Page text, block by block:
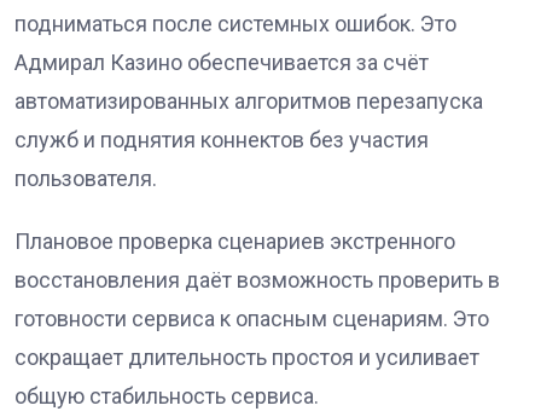
подниматься после системных ошибок. Это
Адмирал Казино обеспечивается за счёт
автоматизированных алгоритмов перезапуска
служб и поднятия коннектов без участия
пользователя.
Плановое проверка сценариев экстренного
восстановления даёт возможность проверить в
готовности сервиса к опасным сценариям. Это
сокращает длительность простоя и усиливает
общую стабильность сервиса.